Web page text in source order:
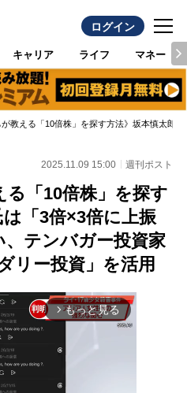
ログイン
キャリア ライフ マネー
が教える「10倍株」を探す方法》坂本慎太郎
2025.11.09 15:00 週刊ポスト
る「10倍株」を探す
「3倍×3倍に上振
テンバガー投資家
リー投資」を活用
arrow_forward_ios もっと見る